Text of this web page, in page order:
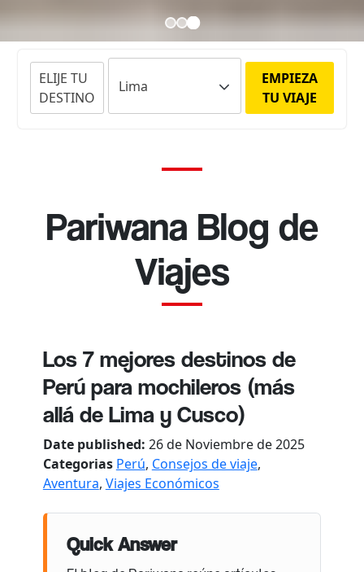
ELIJE TU
DESTINO
EMPIEZA
TU VIAJE
Pariwana Blog de
Viajes
Los 7 mejores destinos de
Perú para mochileros (más
allá de Lima y Cusco)
Date published: 26 de Noviembre de 2025
Categorias Perú, Consejos de viaje,
Aventura, Viajes Económicos
Quick Answer